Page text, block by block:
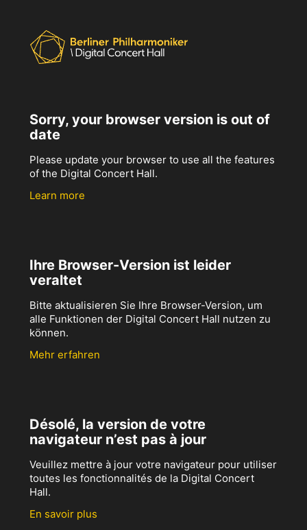
Sorry, your browser version is out of
date
Please update your browser to use all the features
of the Digital Concert Hall.
Learn more
Ihre Browser-Version ist leider
veraltet
Bitte aktualisieren Sie Ihre Browser-Version, um
alle Funktionen der Digital Concert Hall nutzen zu
können.
Mehr erfahren
Désolé, la version de votre
navigateur n’est pas à jour
Veuillez mettre à jour votre navigateur pour utiliser
toutes les fonctionnalités de la Digital Concert
Hall.
En savoir plus